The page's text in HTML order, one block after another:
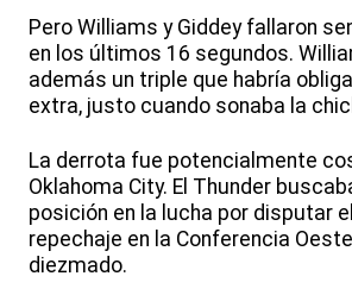
Pero Williams y Giddey fallaron
en los últimos 16 segundos.
además un triple que habría
extra, justo cuando sonaba la
La derrota fue potencialmente
Oklahoma City. El Thunder
posición en la lucha por disputar
repechaje en la Conferencia
diezmado.